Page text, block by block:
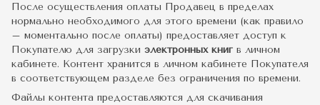
После осуществления оплаты Продавец в пределах
нормально необходимого для этого времени (как правило
– моментально после оплаты) предоставляет доступ к
Покупателю для загрузки электронных книг в личном
кабинете. Контент хранится в личном кабинете Покупателя
в соответствующем разделе без ограничения по времени.
Файлы контента предоставляются для скачивания